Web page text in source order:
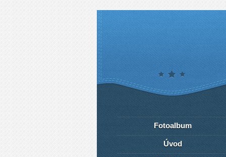
Fotoalbum
Úvod